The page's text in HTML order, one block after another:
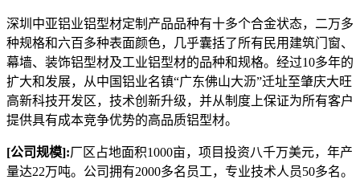
深圳中亚铝业铝型材定制产品品种有十多个合金状态，二万多
种规格和六百多种表面颜色，几乎囊括了所有民用建筑门窗、
幕墙、装饰铝型材及工业铝型材的品种和规格。经过10多年的
扩大和发展，从中国铝业名镇“广东佛山大沥”迁址至肇庆大旺
高新科技开发区，技术创新升级，并从制度上保证为所有客户
提供具有成本竞争优势的高品质铝型材。
[公司规模]:厂区占地面积1000亩，项目投资八千万美元，年产
量达22万吨。公司拥有2000多名员工，专业技术人员50多名。